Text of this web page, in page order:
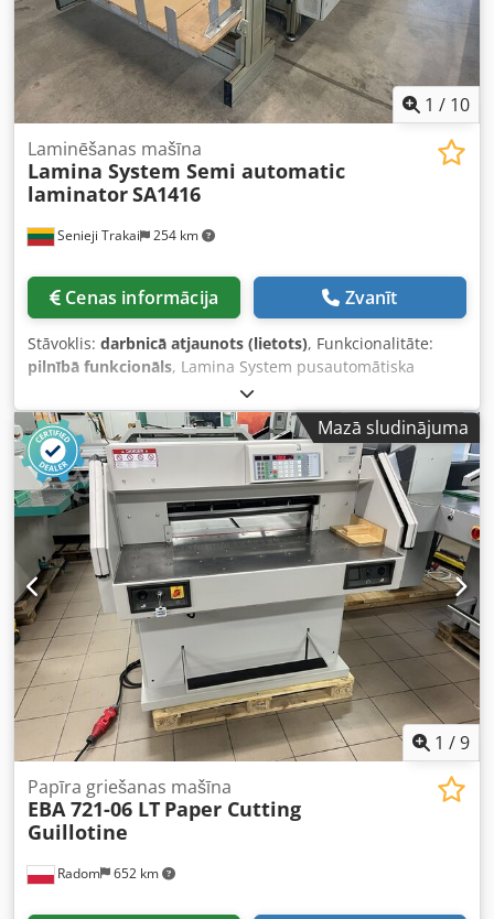
1 / 10
Senieji Trakai 254 km
Laminēšanas mašīna
Lamina System Semi automatic
laminatorSA1416
Cenas informācija Zvanīt
Stāvoklis: darbnicā atjaunots (lietots), Funkcionalitāte:
pilnībā funkcionāls, Lamina System pusautomātiska
laminēšanas iekārta SA 1416. Ļoti labā tehniskā stāvoklī,
pēc pilnīgas renovācijas. Iekārta pievienota elektrībai,
iespējams pārbaudīt darbībā. Maksimālais lokšņu izmērs:
Dkjdpfx Ahowz Ev Tj Asr platums: 1400 mm garums: 1600
mm Minimālais lokšņu izmērs: platums: 200 mm garums:
350 mm Virsējā loksne: 130 līdz 450 g/m² 1 pts = 28,25 g/m²
Apakšējā loksne: no 250 g/m² līdz 10 mm (0,39”); 1 pts =
28,25 g/m² kārbkarts no 0,6 līdz 10 mm (0,016”–0,39”)
Automātiska materiāla padeve ar nepārtrauktu lokšņu
padevi. Iekārta izbūvēta uz stabilas alumīnija profilu rāmja
konstrukcijas (anodēts alumīnijs). Platums (ar platformām)
– 2350 mm, garums – 4600 mm.
Mazā sludinājuma
1 /9
Radom 652 km
Papīra griešanas mašīna
EBA 721-06 LT Paper Cutting
Guillotine